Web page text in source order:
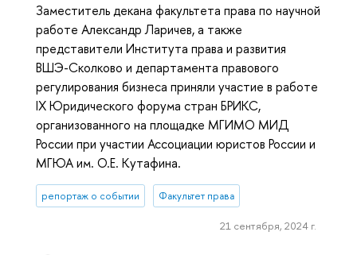
Заместитель декана факультета права по научной
работе Александр Ларичев, а также
представители Института права и развития
ВШЭ-Сколково и департамента правового
регулирования бизнеса приняли участие в работе
IX Юридического форума стран БРИКС,
организованного на площадке МГИМО МИД
России при участии Ассоциации юристов России и
МГЮА им. О.Е. Кутафина.
репортаж о событии Факультет права
21 сентября, 2024 г.